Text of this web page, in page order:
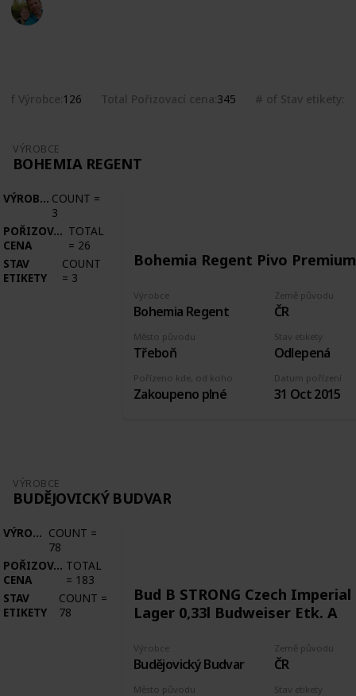
of Výrobce 126 Total Pořizovací cena 345 # of Stav etikety
VÝROBCE
BOHEMIA REGENT
VÝROBCE COUNT =
3
POŘIZOVACÍ
CENA
TOTAL
= 26
STAV
ETIKETY
COUNT
= 3
Bohemia Regent Pivo Premium
Výrobce
Bohemia Regent
Země původu
ČR
Pořízeno kde, od koho
Zakoupeno plné
Stav etikety
Odlepená
Datum pořízení
31 Oct 2015
Město původu
Třeboň
VÝROBCE
BUDĚJOVICKÝ BUDVAR
VÝROBCE COUNT =
78
POŘIZOVACÍ
CENA
TOTAL
= 183
STAV
ETIKETY
COUNT =
78
Bud B STRONG Czech Imperial
Lager 0,33l Budweiser Etk. A
Výrobce
Budějovický Budvar
Země původu
ČR
Stav etikety
Město původu